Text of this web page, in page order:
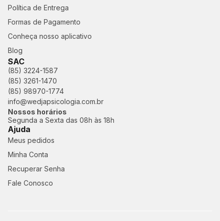
Política de Entrega
Formas de Pagamento
Conheça nosso aplicativo
Blog
SAC
(85) 3224-1587
(85) 3261-1470
(85) 98970-1774
info@wedjapsicologia.com.br
Nossos horários
Segunda a Sexta das 08h às 18h
Ajuda
Meus pedidos
Minha Conta
Recuperar Senha
Fale Conosco